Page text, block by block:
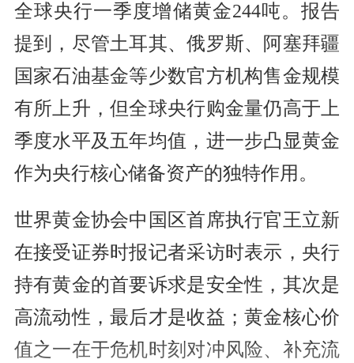
全球央行一季度增储黄金244吨。报告
提到，尽管土耳其、俄罗斯、阿塞拜疆
国家石油基金等少数官方机构售金规模
有所上升，但全球央行购金量仍高于上
季度水平及五年均值，进一步凸显黄金
作为央行核心储备资产的独特作用。
世界黄金协会中国区首席执行官王立新
在接受证券时报记者采访时表示，央行
持有黄金的首要诉求是安全性，其次是
高流动性，最后才是收益；黄金核心价
值之一在于危机时刻对冲风险、补充流